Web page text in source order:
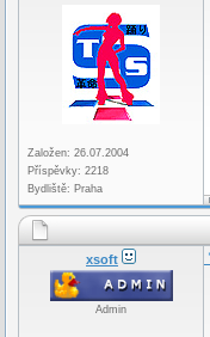
Založen: 26.07.2004
Příspěvky: 2218
Bydliště: Praha
xsoft
Admin